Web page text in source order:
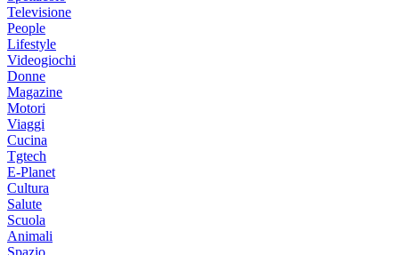
Televisione
People
Lifestyle
Videogiochi
Donne
Magazine
Motori
Viaggi
Cucina
Tgtech
E-Planet
Cultura
Salute
Scuola
Animali